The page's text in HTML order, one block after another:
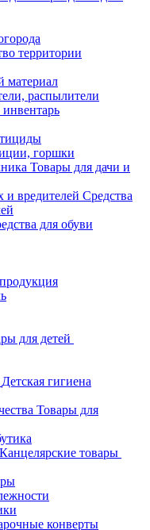
территории
материал
распылители
горшки
Товары для дачи и
Средства
для обуви
для детей
Детская гигиена
Товары для
Канцелярские товары